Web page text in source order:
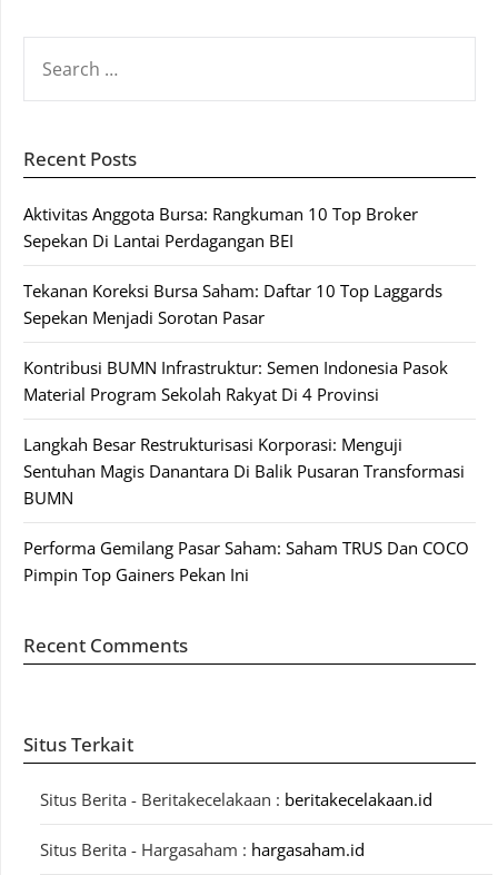
FOR:
Recent Posts
Aktivitas Anggota Bursa: Rangkuman 10 Top Broker
Sepekan Di Lantai Perdagangan BEI
Tekanan Koreksi Bursa Saham: Daftar 10 Top Laggards
Sepekan Menjadi Sorotan Pasar
Kontribusi BUMN Infrastruktur: Semen Indonesia Pasok
Material Program Sekolah Rakyat Di 4 Provinsi
Langkah Besar Restrukturisasi Korporasi: Menguji
Sentuhan Magis Danantara Di Balik Pusaran Transformasi
BUMN
Performa Gemilang Pasar Saham: Saham TRUS Dan COCO
Pimpin Top Gainers Pekan Ini
Recent Comments
Situs Terkait
Situs Berita - Beritakecelakaan : beritakecelakaan.id
Situs Berita - Hargasaham : hargasaham.id